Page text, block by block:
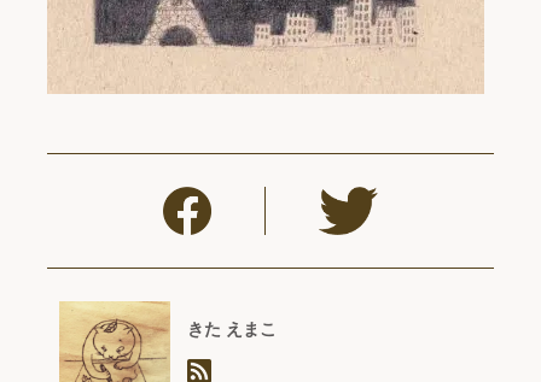
きた えまこ